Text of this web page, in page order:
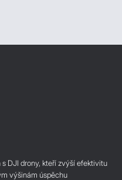
DJI drony, kteří zvýší efektivitu
výšinám úspěchu